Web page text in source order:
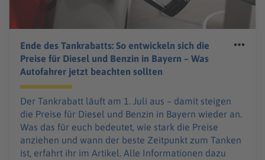
Ende des Tankrabatts: So entwickeln sich die
Preise für Diesel und Benzin in Bayern – Was
Autofahrer jetzt beachten sollten
Der Tankrabatt läuft am 1. Juli aus – damit steigen
die Preise für Diesel und Benzin in Bayern wieder an.
Was das für euch bedeutet, wie stark die Preise
anziehen und wann der beste Zeitpunkt zum Tanken
ist, erfahrt ihr im Artikel. Alle Informationen dazu